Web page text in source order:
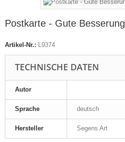
Postkarte - Gute Besserung
Artikel-Nr.: L9374
TECHNISCHE DATEN
Autor
Sprache deutsch
Hersteller Segens Art